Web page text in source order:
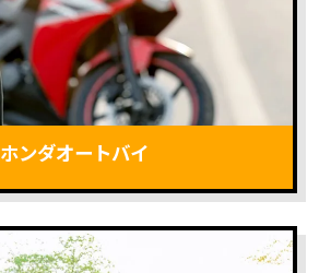
ホンダオートバイ